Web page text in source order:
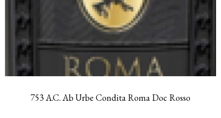
753 A.C. Ab Urbe Condita Roma Doc Rosso